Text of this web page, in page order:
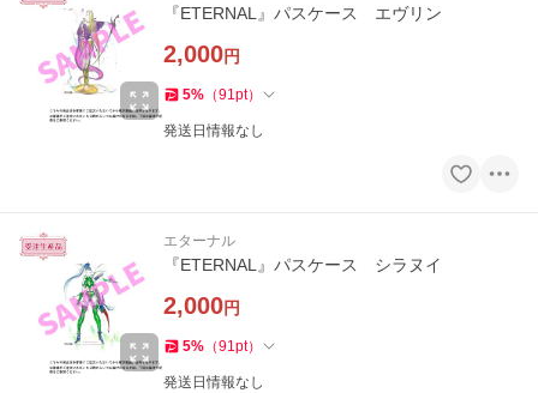
『ETERNAL』パスケース エヴリン
2,000円
5% （91pt）
発送日情報なし
エターナル
『ETERNAL』パスケース シラヌイ
2,000円
5% （91pt）
発送日情報なし